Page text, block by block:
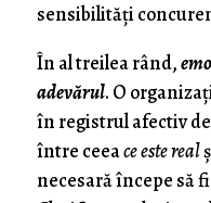
sensibilități
În al treilea rând,
adevărul. O
în registrul afectiv
între ceeace este real
necesară începe să